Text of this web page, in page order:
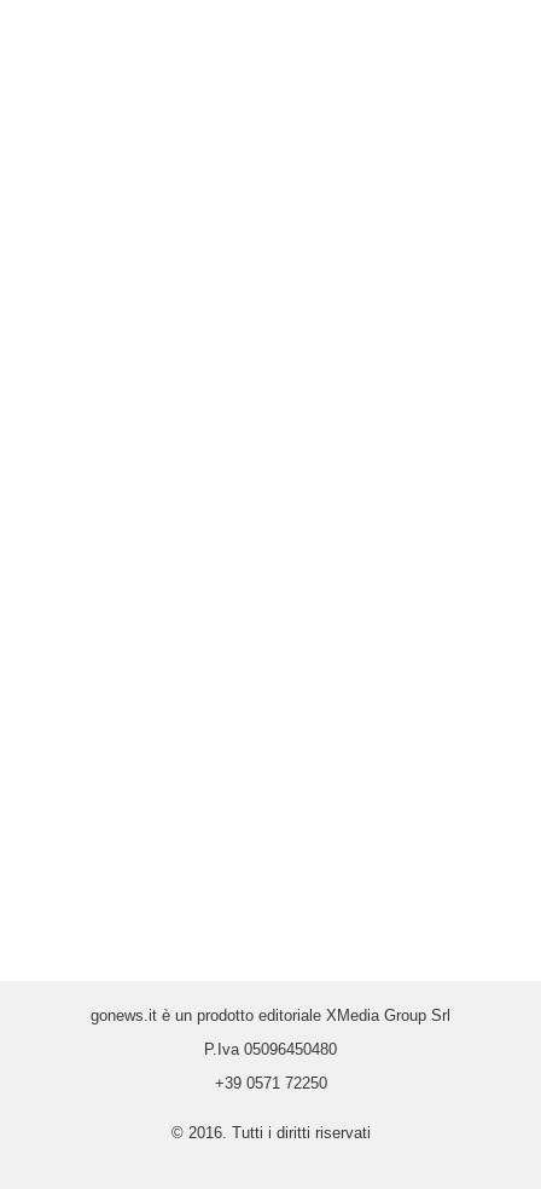
gonews.it è un prodotto editoriale XMedia Group Srl
P.Iva 05096450480
+39 0571 72250
© 2016. Tutti i diritti riservati